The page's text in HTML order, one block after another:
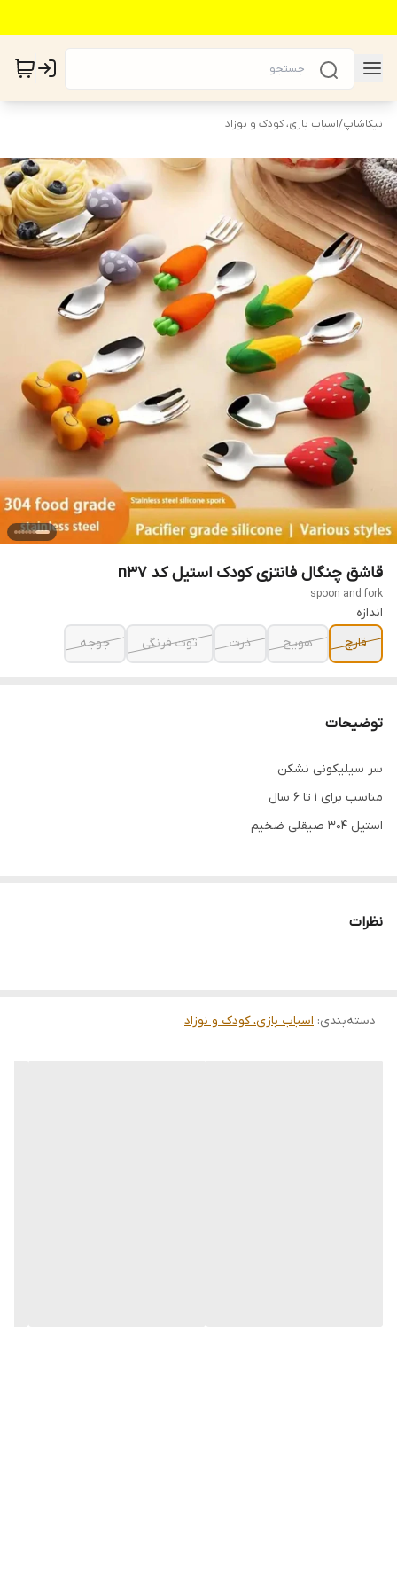
نیکاشاپ/اسباب بازی، کودک و نوزاد
قاشق چنگال فانتزی کودک استیل کد n37
spoon and fork
اندازه
قارچ
هویج ذرت توت فرنگی جوجه
توضیحات
سر سیلیکونی نشکن
مناسب برای 1 تا 6 سال
استیل 304 صیقلی ضخیم
نظرات
دسته‌بندی: اسباب بازی، کودک و نوزاد